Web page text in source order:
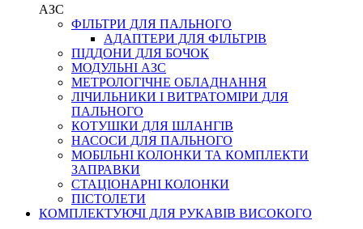
АЗС
ФІЛЬТРИ ДЛЯ ПАЛЬНОГО
АДАПТЕРИ ДЛЯ ФІЛЬТРІВ
ПІДДОНИ ДЛЯ БОЧОК
МОДУЛЬНІ АЗС
МЕТРОЛОГІЧНЕ ОБЛАДНАННЯ
ЛІЧИЛЬНИКИ І ВИТРАТОМІРИ ДЛЯ
ПАЛЬНОГО
КОТУШКИ ДЛЯ ШЛАНГІВ
НАСОСИ ДЛЯ ПАЛЬНОГО
МОБІЛЬНІ КОЛОНКИ ТА КОМПЛЕКТИ
ЗАПРАВКИ
СТАЦІОНАРНІ КОЛОНКИ
ПІСТОЛЕТИ
КОМПЛЕКТУЮЧІ ДЛЯ РУКАВІВ ВИСОКОГО